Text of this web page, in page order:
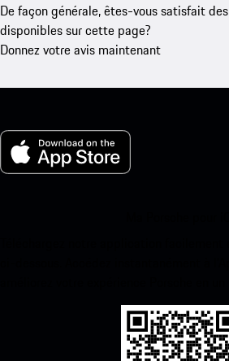
De façon générale, êtes-vous satisfait
disponibles sur cette page?
Donnez votre avis maintenant